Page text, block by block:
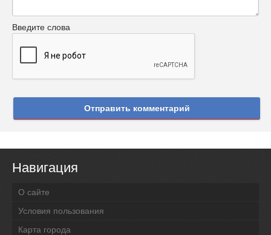
Введите слова
Отправить комментарий
Навигация
О сайте
Условия пользования
Карта города